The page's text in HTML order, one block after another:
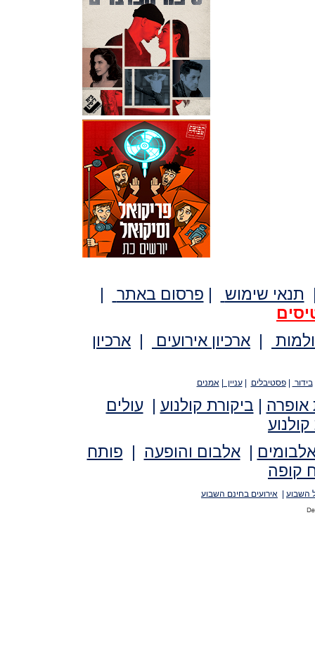
תנאי שימוש | פרסום באתר
|
| ארכיון אירועים | ארכיון
בידור |פסטיבלים |עניין |אמנים
אופרה | ביקורת קולנוע |עולים
קולנוע
|אלבום והופעה | פותח
קופה
השבוע אירועים בחינם השבוע